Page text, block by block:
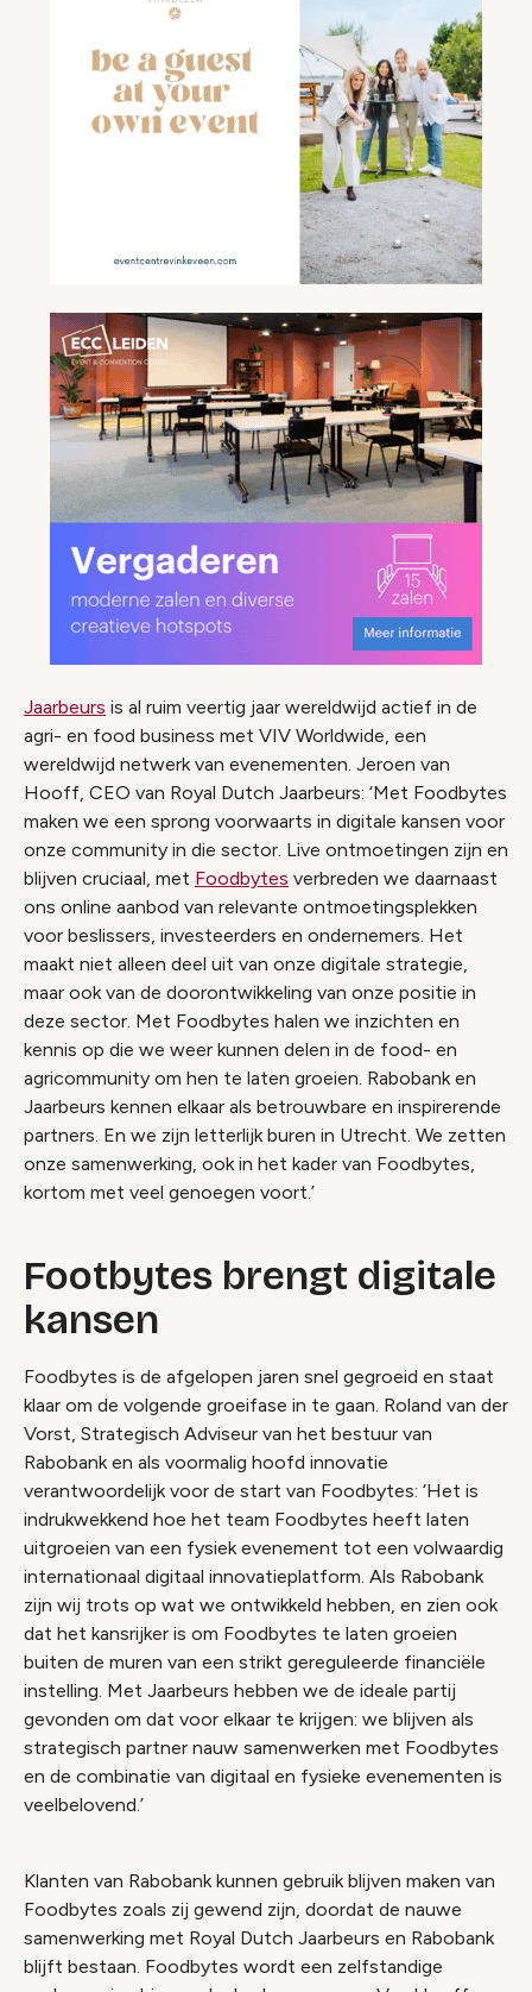
Jaarbeurs is al ruim veertig jaar wereldwijd actief in de
agri- en food business met VIV Worldwide, een
wereldwijd netwerk van evenementen. Jeroen van
Hooff, CEO van Royal Dutch Jaarbeurs: ‘Met Foodbytes
maken we een sprong voorwaarts in digitale kansen voor
onze community in die sector. Live ontmoetingen zijn en
blijven cruciaal, met Foodbytes verbreden we daarnaast
ons online aanbod van relevante ontmoetingsplekken
voor beslissers, investeerders en ondernemers. Het
maakt niet alleen deel uit van onze digitale strategie,
maar ook van de doorontwikkeling van onze positie in
deze sector. Met Foodbytes halen we inzichten en
kennis op die we weer kunnen delen in de food- en
agricommunity om hen te laten groeien. Rabobank en
Jaarbeurs kennen elkaar als betrouwbare en inspirerende
partners. En we zijn letterlijk buren in Utrecht. We zetten
onze samenwerking, ook in het kader van Foodbytes,
kortom met veel genoegen voort.’
Footbytes brengt digitale
kansen
Foodbytes is de afgelopen jaren snel gegroeid en staat
klaar om de volgende groeifase in te gaan. Roland van der
Vorst, Strategisch Adviseur van het bestuur van
Rabobank en als voormalig hoofd innovatie
verantwoordelijk voor de start van Foodbytes: ‘Het is
indrukwekkend hoe het team Foodbytes heeft laten
uitgroeien van een fysiek evenement tot een volwaardig
internationaal digitaal innovatieplatform. Als Rabobank
zijn wij trots op wat we ontwikkeld hebben, en zien ook
dat het kansrijker is om Foodbytes te laten groeien
buiten de muren van een strikt gereguleerde financiële
instelling. Met Jaarbeurs hebben we de ideale partij
gevonden om dat voor elkaar te krijgen: we blijven als
strategisch partner nauw samenwerken met Foodbytes
en de combinatie van digitaal en fysieke evenementen is
veelbelovend.’
Klanten van Rabobank kunnen gebruik blijven maken van
Foodbytes zoals zij gewend zijn, doordat de nauwe
samenwerking met Royal Dutch Jaarbeurs en Rabobank
blijft bestaan. Foodbytes wordt een zelfstandige